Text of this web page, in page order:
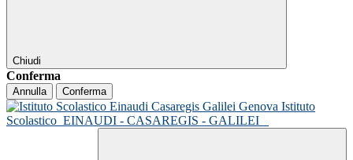
Chiudi
Conferma
Annulla Conferma
Istituto
Scolastico EINAUDI - CASAREGIS - GALILEI